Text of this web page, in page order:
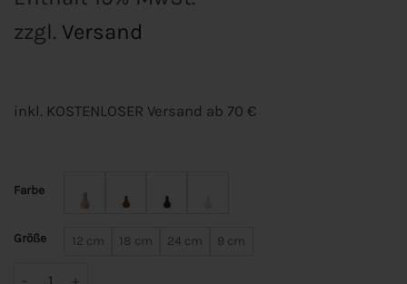
zzgl. Versand
inkl. KOSTENLOSER Versand ab 70 €
Farbe
Größe 12 cm 18 cm 24 cm 9 cm